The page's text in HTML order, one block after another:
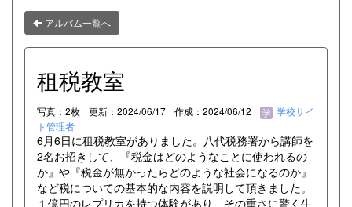
アルバム一覧へ
租税教室
写真：2枚 更新：2024/06/17 作成：2024/06/12
学校サイ
ト管理者
6月6日に租税教室がありました。八代税務署から講師を
2名お招きして、『税金はどのようなことに使われるの
か』や『税金が無かったらどのような社会になるのか』
など税についての基本的な内容を説明して頂きました。
１億円のレプリカを持つ体験があり、その重さに驚く生